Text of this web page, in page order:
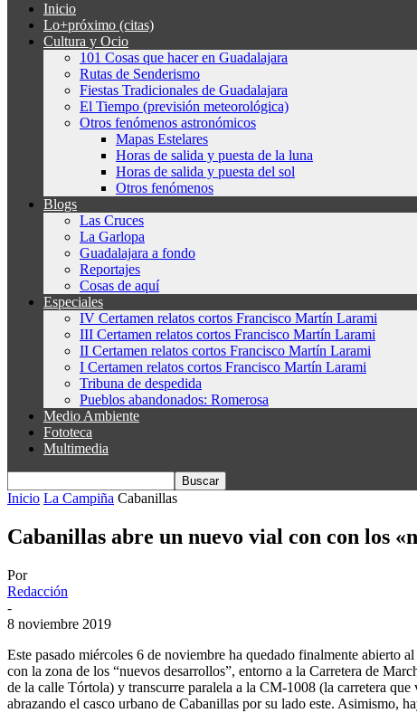
Inicio
Lo+próximo (citas)
Cultura y Ocio
101 Cosas que hacer en Guadalajara
Rutas de Senderismo
Fiestas Tradicionales de Guadalajara
El Tiempo (previsión meteorológica)
Otros fenómenos astronómicos
Mapas Estelares
Horas de salida y puesta de la luna
Horas de salida y puesta del sol
Otros fenómenos
Blogs
Las Cruces
La Garlopa
Guadalajara a fondo
Reportajes
Cosas de aquí
Especiales
IV Certamen relatos cortos Francisco Martín Larami
III Certamen relatos cortos Francisco Martín Larami
II Certamen relatos cortos Francisco Martín Larami
I Certamen relatos cortos Francisco Martín Larami
Tribuna de despedida
Pueblos abandonados: Romerosa
Medio Ambiente
Fototeca
Multimedia
Inicio La Campiña Cabanillas
Cabanillas abre un nuevo vial con con los
Por
Redacción
-
8 noviembre 2019
Este pasado miércoles 6 de noviembre ha quedado finalmente abierto
con la zona de los “nuevos desarrollos”, entorno a la Carretera de
de la calle Tórtola) y transcurre paralela a la CM-1008 (la carretera
abrazando el casco urbano de Cabanillas por su lado este. Asimismo,